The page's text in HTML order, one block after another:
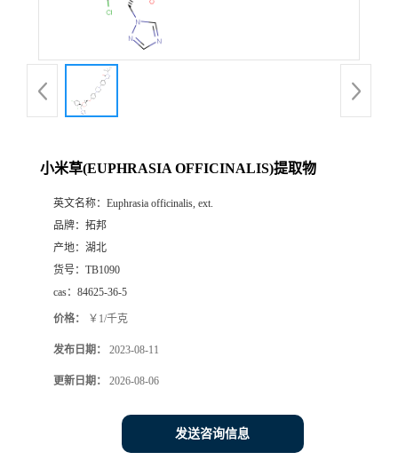
小米草(EUPHRASIA OFFICINALIS)提取物
英文名称： Euphrasia officinalis, ext.
品牌： 拓邦
产地： 湖北
货号： TB1090
cas： 84625-36-5
价格： ￥1/千克
发布日期： 2023-08-11
更新日期： 2026-08-06
发送咨询信息